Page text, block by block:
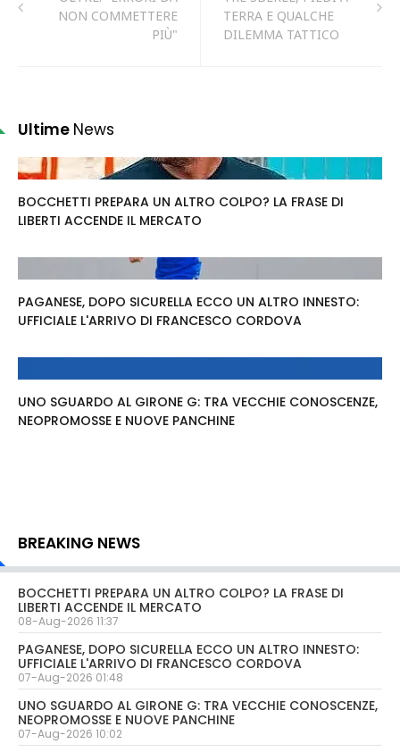
NON COMMETTERE
PIÙ"
TERRA E QUALCHE
DILEMMA TATTICO
Ultime News
BOCCHETTI PREPARA UN ALTRO COLPO? LA FRASE DI
LIBERTI ACCENDE IL MERCATO
PAGANESE, DOPO SICURELLA ECCO UN ALTRO INNESTO:
UFFICIALE L'ARRIVO DI FRANCESCO CORDOVA
UNO SGUARDO AL GIRONE G: TRA VECCHIE CONOSCENZE,
NEOPROMOSSE E NUOVE PANCHINE
BREAKING NEWS
BOCCHETTI PREPARA UN ALTRO COLPO? LA FRASE DI
LIBERTI ACCENDE IL MERCATO
08-Aug-2026 11:37
PAGANESE, DOPO SICURELLA ECCO UN ALTRO INNESTO:
UFFICIALE L'ARRIVO DI FRANCESCO CORDOVA
07-Aug-2026 01:48
UNO SGUARDO AL GIRONE G: TRA VECCHIE CONOSCENZE,
NEOPROMOSSE E NUOVE PANCHINE
07-Aug-2026 10:02